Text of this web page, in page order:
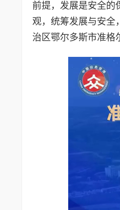
前提，发展是安全的
观，统筹发展与安全
治区鄂尔多斯市准格